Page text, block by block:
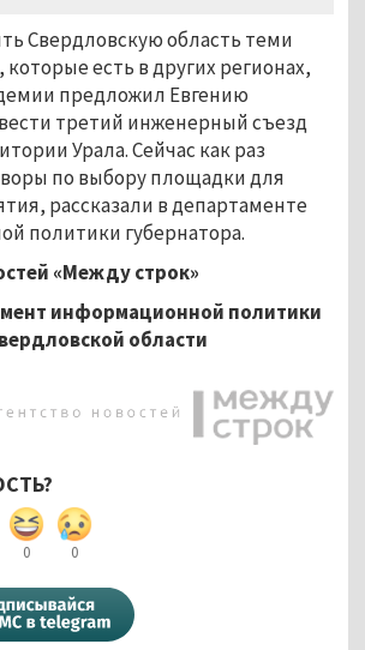
Свердловскую область теми
есть в других регионах,
предложил Евгению
третий инженерный съезд
Урала. Сейчас как раз
по выбору площадки для
рассказали в департаменте
политики губернатора.
«Между строк»
информационной политики
области
0 0